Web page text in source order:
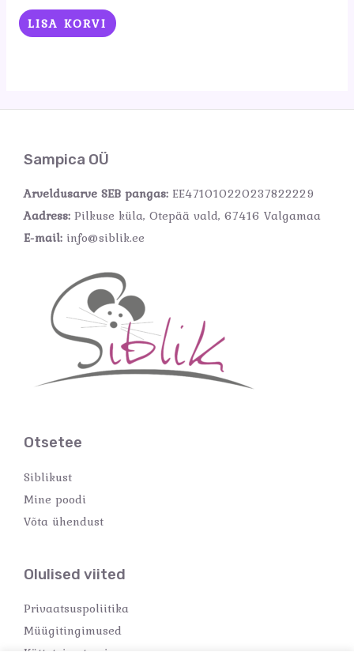
LISA KORVI
Sampica OÜ
Arveldusarve SEB pangas: EE471010220237822229
Aadress: Pilkuse küla, Otepää vald, 67416 Valgamaa
E-mail: info@siblik.ee
Otsetee
Siblikust
Mine poodi
Võta ühendust
Olulised viited
Privaatsuspoliitika
Müügitingimused
Kättetoimetamine